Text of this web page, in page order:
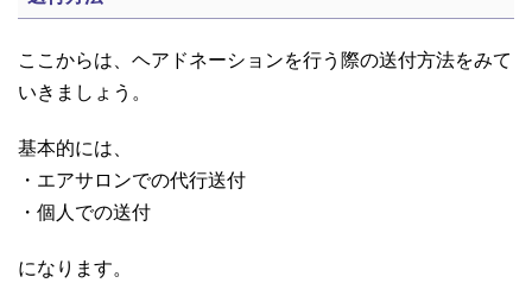
ここからは、ヘアドネーションを行う際の送付方法をみて
いきましょう。
基本的には、
・エアサロンでの代行送付
・個人での送付
になります。